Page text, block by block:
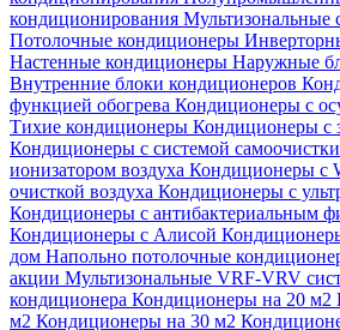
кондиционирования Мультизональные
Потолочные кондиционеры
Настенные кондиционеры Наружные
Внутренние блоки кондиционеров
функцией обогрева Кондиционеры с
Тихие кондиционеры Кондиционеры с
Кондиционеры с системой самоочистки
ионизатором воздуха Кондиционеры с
очисткой воздуха Кондиционеры с
Кондиционеры с антибактериальным
Кондиционеры с Алисой
дом Напольно потолочные
акции Мультизональные VRF-VRV
кондиционера Кондиционеры на 20 м2
м2 Кондиционеры на 30 м2